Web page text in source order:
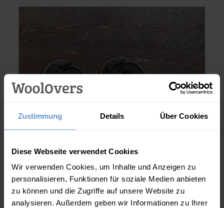
Zustimmung Details Über Cookies
Diese Webseite verwendet Cookies
Wir verwenden Cookies, um Inhalte und Anzeigen zu
personalisieren, Funktionen für soziale Medien anbieten
zu können und die Zugriffe auf unsere Website zu
analysieren. Außerdem geben wir Informationen zu Ihrer